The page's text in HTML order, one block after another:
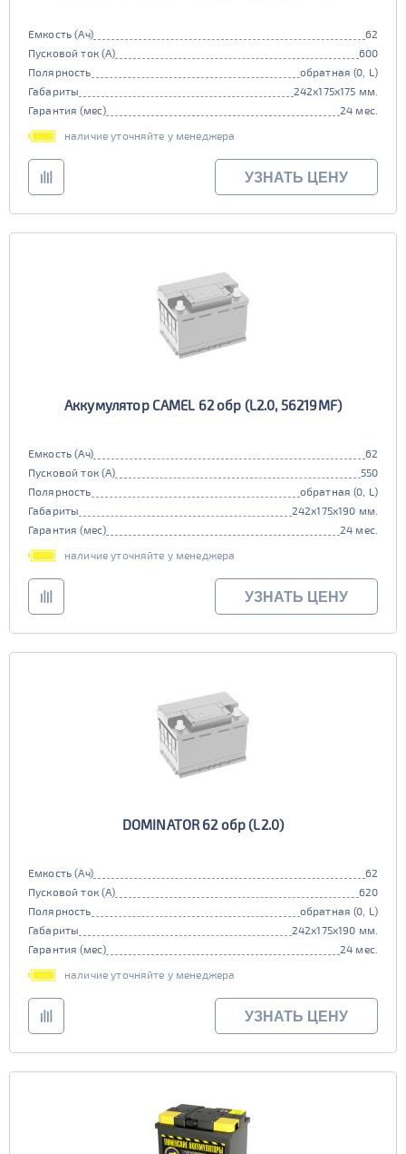
Емкость (Ач)
62
Пусковой ток (А)
600
Полярность
обратная (0, L)
Габариты
242x175x175 мм.
Гарантия (мес)
24 мес.
наличие уточняйте у менеджера
УЗНАТЬ ЦЕНУ
Аккумулятор CAMEL 62 обр (L2.0, 56219MF)
Емкость (Ач)
62
Пусковой ток (А)
550
Полярность
обратная (0, L)
Габариты
242x175x190 мм.
Гарантия (мес)
24 мес.
наличие уточняйте у менеджера
УЗНАТЬ ЦЕНУ
DOMINATOR 62 обр (L2.0)
Емкость (Ач)
62
Пусковой ток (А)
620
Полярность
обратная (0, L)
Габариты
242x175x190 мм.
Гарантия (мес)
24 мес.
наличие уточняйте у менеджера
УЗНАТЬ ЦЕНУ